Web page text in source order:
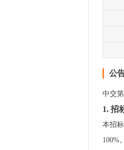
公
中交
1. 招
本招
100%